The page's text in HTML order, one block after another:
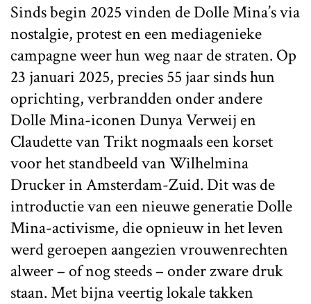
Sinds begin 2025 vinden de Dolle Mina’s via
nostalgie, protest en een mediagenieke
campagne weer hun weg naar de straten. Op
23 januari 2025, precies 55 jaar sinds hun
oprichting, verbrandden onder andere
Dolle Mina-iconen Dunya Verweij en
Claudette van Trikt nogmaals een korset
voor het standbeeld van Wilhelmina
Drucker in Amsterdam-Zuid. Dit was de
introductie van een nieuwe generatie Dolle
Mina-activisme, die opnieuw in het leven
werd geroepen aangezien vrouwenrechten
alweer – of nog steeds – onder zware druk
staan. Met bijna veertig lokale takken